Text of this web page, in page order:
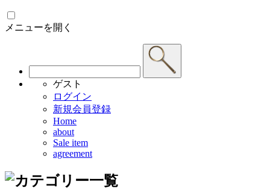
メニューを開く
ゲスト
ログイン
新規会員登録
Home
about
Sale item
agreement